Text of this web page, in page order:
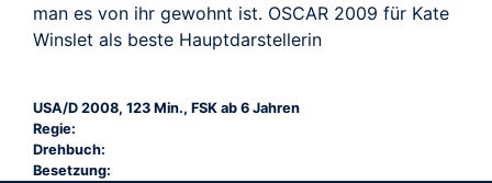
man es von ihr gewohnt ist. OSCAR 2009 für Kate
Winslet als beste Hauptdarstellerin
USA/D 2008, 123 Min., FSK ab 6 Jahren
Regie:
Drehbuch:
Besetzung: